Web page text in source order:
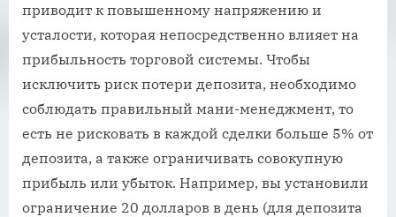
приводит к повышенному напряжению и
усталости, которая непосредственно влияет на
прибыльность торговой системы. Чтобы
исключить риск потери депозита, необходимо
соблюдать правильный мани-менеджмент, то
есть не рисковать в каждой сделки больше 5% от
депозита, а также ограничивать совокупную
прибыль или убыток. Например, вы установили
ограничение 20 долларов в день (для депозита